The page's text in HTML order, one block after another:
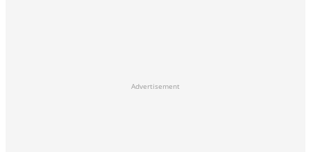
Advertisement